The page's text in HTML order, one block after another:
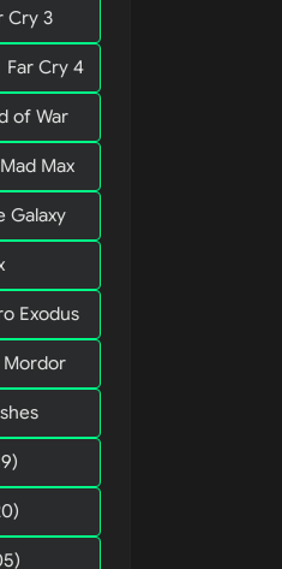
Cry 3
Far Cry 4
of War
Mad Max
Galaxy
Exodus
Mordor